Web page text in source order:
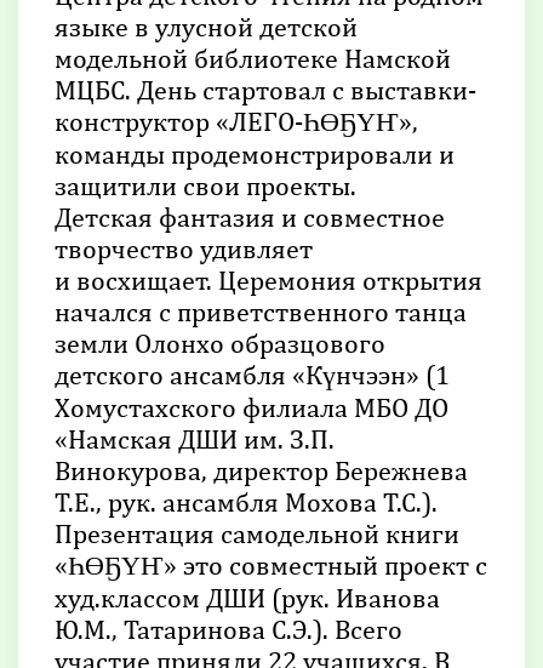
языке в улусной детской
модельной библиотеке Намской
МЦБС. День стартовал с выставки-
конструктор «ЛЕГО-ҺӨҔҮҤ»,
команды продемонстрировали и
защитили свои проекты.
Детская фантазия и совместное
творчество удивляет
и восхищает. Церемония открытия
начался с приветственного танца
земли Олонхо образцового
детского ансамбля «Күнчээн» (1
Хомустахского филиала МБО ДО
«Намская ДШИ им. З.П.
Винокурова, директор Бережнева
Т.Е., рук. ансамбля Мохова Т.С.).
Презентация самодельной книги
«ҺӨҔҮҤ» это совместный проект с
худ.классом ДШИ (рук. Иванова
Ю.М., Татаринова С.Э.). Всего
участие приняли 22 учащихся. В